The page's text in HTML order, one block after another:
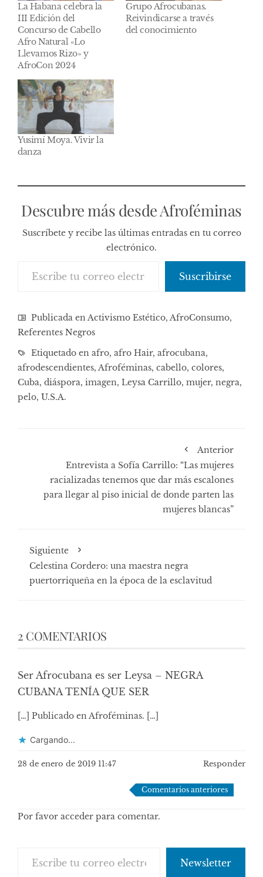
La Habana celebra la
III Edición del
Concurso de Cabello
Afro Natural «Lo
Llevamos Rizo» y
AfroCon 2024
Grupo Afrocubanas.
Reivindicarse a través
del conocimiento
Yusimí Moya. Vivir la
danza
Descubre más desde Afroféminas
Suscríbete y recibe las últimas entradas en tu correo
electrónico.
Suscribirse
Publicada enActivismo Estético, AfroConsumo,
Referentes Negros
Etiquetado en afro, afro Hair, afrocubana,
afrodescendientes, Afroféminas, cabello, colores,
Cuba, diáspora, imagen, Leysa Carrillo, mujer, negra,
pelo, U.S.A.
Anterior
Entrevista a Sofía Carrillo: “Las mujeres
racializadas tenemos que dar más escalones
para llegar al piso inicial de donde parten las
mujeres blancas”
Siguiente
Celestina Cordero: una maestra negra
puertorriqueña en la época de la esclavitud
2 COMENTARIOS
Ser Afrocubana es ser Leysa – NEGRA
CUBANA TENÍA QUE SER
[…] Publicado en Afroféminas. […]
Cargando...
28 de enero de 2019 11:47 Responder
comentarios
Comentarios anteriores
Por favor acceder para comentar.
Newsletter